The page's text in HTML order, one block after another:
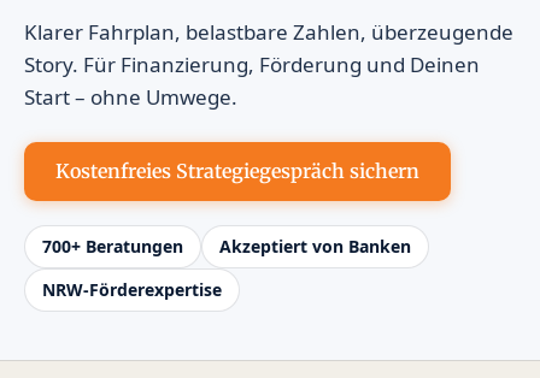
Klarer Fahrplan, belastbare Zahlen, überzeugende
Story. Für Finanzierung, Förderung und Deinen
Start – ohne Umwege.
Kostenfreies Strategiegespräch sichern
700+ Beratungen
Akzeptiert von Banken
NRW-Förderexpertise